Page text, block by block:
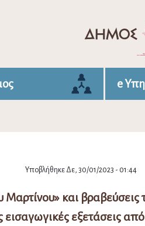
e
Υποβλήθηκε Δε, 30/01/2023 - 01:44
και
εισαγωγικές εξετάσεις